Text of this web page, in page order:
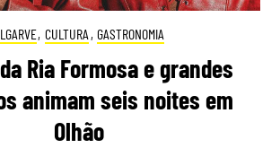
, CULTURA , GASTRONOMIA
Ria Formosa e grandes
animam seis noites em
Olhão